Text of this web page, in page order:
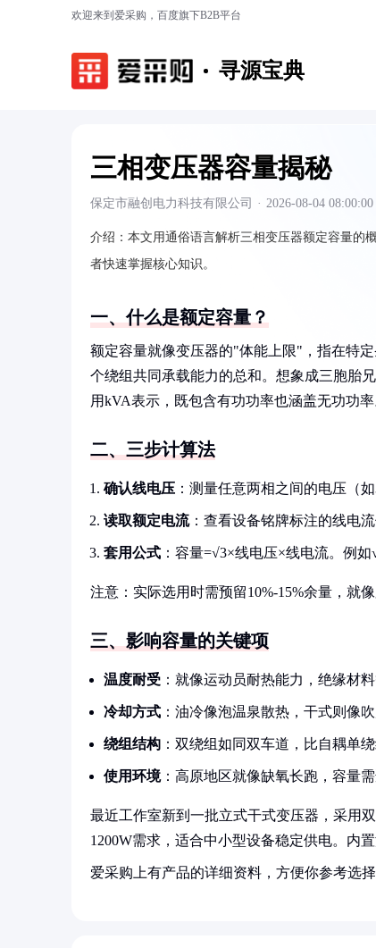
欢迎来到爱采购，百度旗下B2B平台
寻源宝典
三相变压器容量揭秘
保定市融创电力科技有限公司 · 2026-08-04 08:00:00
介绍： 本文用通俗语言解析三相变压器额定容量的
者快速掌握核心知识。
一、什么是额定容量？
额定容量就像变压器的"体能上限"，指在特
个绕组共同承载能力的总和。想象成三胞胎
用kVA表示，既包含有功功率也涵盖无功功率
二、三步计算法
确认线电压 ：测量任意两相之间的电压（如
读取额定电流：查看设备铭牌标注的线电流
套用公式 ：容量=√3×线电压×线电流。例
注意：实际选用时需预留10%-15%余量，就
三、影响容量的关键项
温度耐受 ：就像运动员耐热能力，绝缘材
冷却方式 ：油冷像泡温泉散热，干式则像
绕组结构 ：双绕组如同双车道，比自耦单
使用环境：高原地区就像缺氧长跑，容量
最近工作室新到一批立式干式变压器，采用
1200W需求，适合中小型设备稳定供电。内
爱采购上有产品的详细资料，方便你参考选